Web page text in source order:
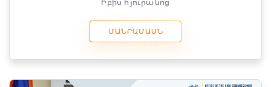
Իբիս հյուրանոց
ՄԱՆՐԱՄԱՍՆ